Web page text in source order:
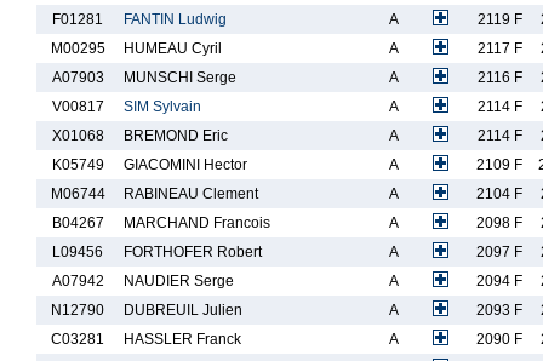
F01281
FANTIN Ludwig A 2119 F
M00295
HUMEAU Cyril A 2117 F
A07903
MUNSCHI Serge A 2116 F
V00817
SIM Sylvain A 2114 F
X01068
BREMOND Eric A 2114 F
K05749
GIACOMINI Hector A 2109 F
M06744
RABINEAU Clement A 2104 F
B04267
MARCHAND Francois A 2098 F
L09456
FORTHOFER Robert A 2097 F
A07942
NAUDIER Serge A 2094 F
N12790
DUBREUIL Julien A 2093 F
C03281
HASSLER Franck A 2090 F